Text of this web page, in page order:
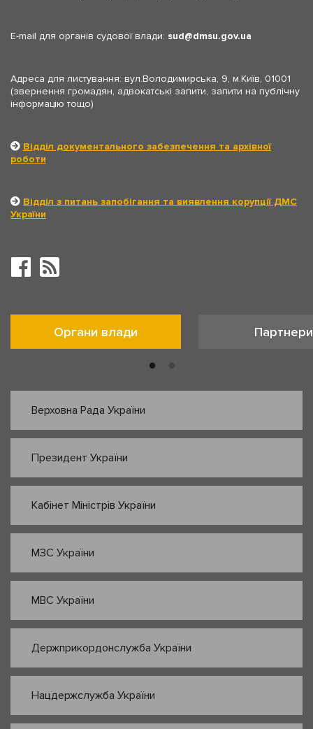
E-mail для органів судової влади: sud dmsu.gov.ua
Адреса для листування: вул.Володимирська, 9, м.Київ, 01001
(звернення громадян, адвокатські запити, запити на публічну
інформацію тощо)
Відділ документального забезпечення та архівної
роботи
Відділ з питань запобігання та виявлення корупції ДМС
України
Органи влади Партнери
Верховна Рада України
Президент України
Кабінет Міністрів України
МЗС України
МВС України
Держприкордонслужба України
Нацдержслужба України